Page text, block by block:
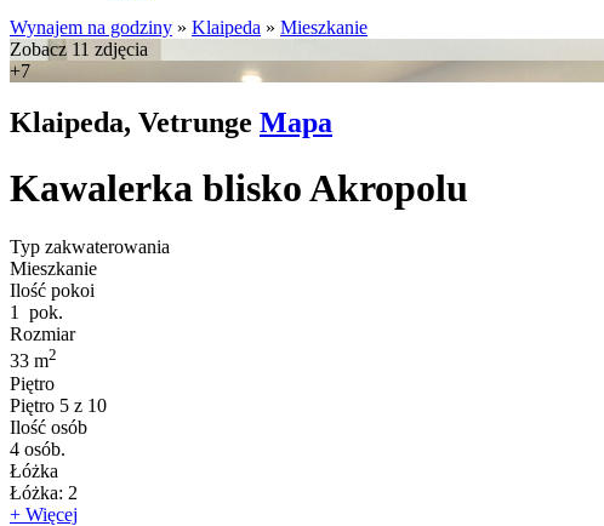
Wynajem na godziny » Klaipeda » Mieszkanie
Zobacz 11 zdjęcia
+7
Klaipeda, Vetrunge Mapa
Kawalerka blisko Akropolu
Typ zakwaterowania
Mieszkanie
Ilość pokoi
1
pok.
Rozmiar
33 m2
Piętro
Piętro 5 z 10
Ilość osób
4 osób.
Łóżka
Łóżka: 2
+ Więcej